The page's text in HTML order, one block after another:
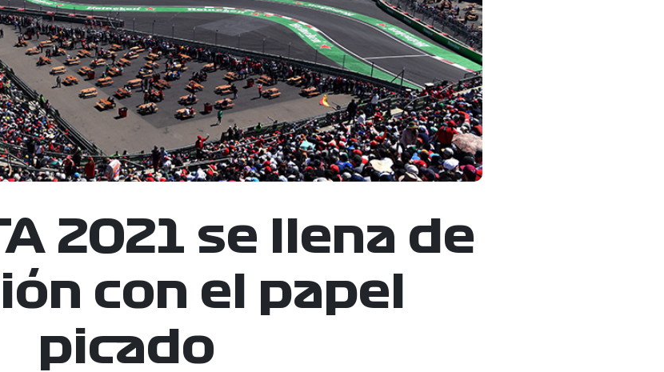
PATROCINADORES
LEGALES TICKETMASTER
2021 se llena de
con el papel
picado